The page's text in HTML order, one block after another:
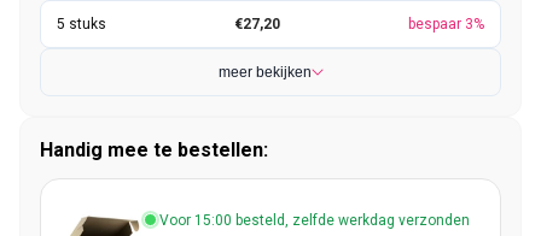
€27,20 bespaar 3%
meer bekijken
Handig mee te bestellen:
Voor 15:00 besteld, zelfde werkdag verzonden